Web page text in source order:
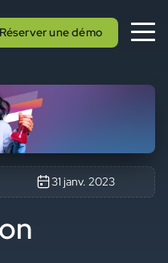
Réserver une démo
31 janv. 2023